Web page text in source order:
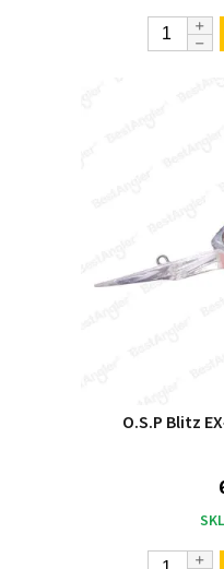
O.S.P Blitz